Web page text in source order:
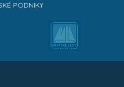
PODNIKY